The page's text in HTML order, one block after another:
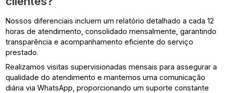
Nossos diferenciais incluem um relatório detalhado a cada 12
horas de atendimento, consolidado mensalmente, garantindo
transparência e acompanhamento eficiente do serviço
prestado.
Realizamos visitas supervisionadas mensais para assegurar a
qualidade do atendimento e mantemos uma comunicação
diária via WhatsApp, proporcionando um suporte constante